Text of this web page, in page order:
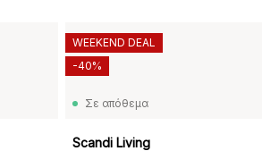
Σε απόθεμα
Scandi Living
WEEKEND DEAL
-40%